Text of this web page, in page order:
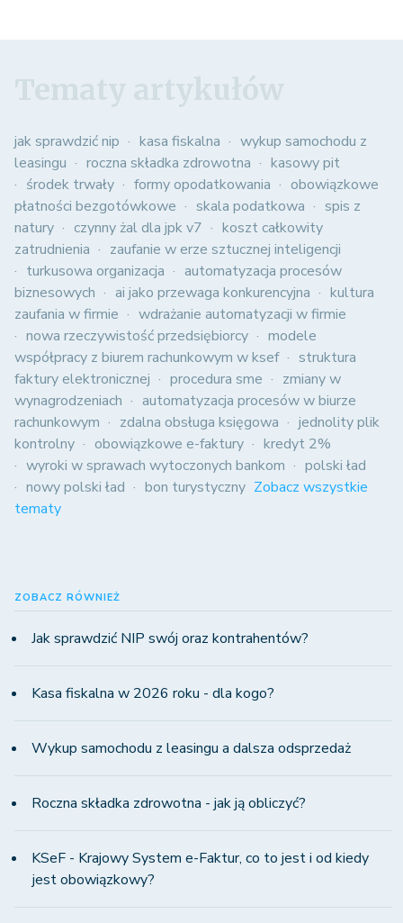
jak sprawdzić nip kasa fiskalna
wykup samochodu z
leasingu
roczna składka zdrowotna
kasowy pit
środek trwały
formy opodatkowania
obowiązkowe
płatności bezgotówkowe
skala podatkowa
spis z
natury
czynny żal dla jpk v7
koszt całkowity
zatrudnienia
zaufanie w erze sztucznej inteligencji
turkusowa organizacja
automatyzacja procesów
biznesowych
ai jako przewaga konkurencyjna
kultura
zaufania w firmie
wdrażanie automatyzacji w firmie
nowa rzeczywistość przedsiębiorcy
modele
współpracy z biurem rachunkowym w ksef
struktura
faktury elektronicznej
procedura sme
zmiany w
wynagrodzeniach
automatyzacja procesów w biurze
rachunkowym
zdalna obsługa księgowa
jednolity plik
kontrolny
obowiązkowe e-faktury
kredyt 2%
wyroki w sprawach wytoczonych bankom
polski ład
nowy polski ład
bon turystyczny Zobacz wszystkie
tematy
ZOBACZ RÓWNIEŻ
Jak sprawdzić NIP swój oraz kontrahentów?
Kasa fiskalna w 2026 roku - dla kogo?
Wykup samochodu z leasingu a dalsza odsprzedaż
Roczna składka zdrowotna - jak ją obliczyć?
KSeF - Krajowy System e-Faktur, co to jest i od kiedy
jest obowiązkowy?